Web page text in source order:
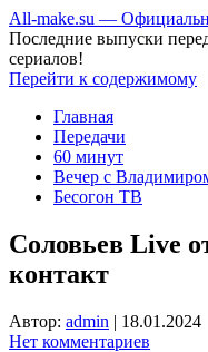
All-make.su —
Последние выпуски
сериалов!
Перейти к содержимому
Главная
Передачи
60 минут
Вечер с
Бесогон ТВ
Соловьев Live
контакт
Автор: admin | 18.01.2024
Нет комментариев